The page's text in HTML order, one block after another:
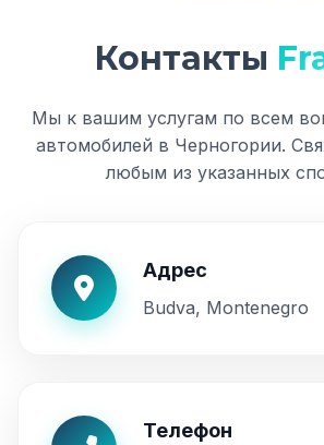
Контакты
Мы к вашим услугам по всем
автомобилей в Черногории.
любым из указанных
Адрес
Budva, Montenegro
Телефон